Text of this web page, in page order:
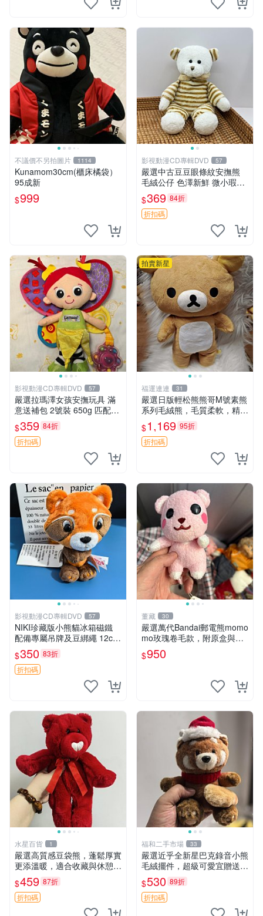
不議價不另拍圖片 1114
Kunamom30cm(櫃床橘袋）
95成新
$999
影視動漫CD專輯DVD 57
嚴選中古豆豆眼條紋安撫熊
毛絨公仔 色澤新鮮 微小瑕疵
可收藏 中古 安撫熊 條紋公仔
$369 84折
折扣碼
影視動漫CD專輯DVD 57
嚴選拉瑪澤女孩安撫玩具 滿
意送補包 2號裝 650g 匹配嬰
幼童舒壓好伴侶 女孩專用 安
心選擇 安撫玩偶 衝包 玩具
$359 84折
折扣碼
拍賣新星
福運連連 31
嚴選日版輕松熊熊哥M號素熊
系列毛絨熊，毛質柔軟，精緻
可愛，尺寸35cm，保存狀態
優異。收藏或贈送皆為佳選。
中古 毛絨熊 毛玩偶
$1,169 95折
折扣碼
影視動漫CD專輯DVD 57
NIKI珍藏版小熊貓冰箱磁鐵
配備專屬吊牌及豆綁繩 12cm
廢品嚴選 好評推薦 小熊貓冰
箱貼 磁鐵掛件 冰箱飾品
$350 83折
折扣碼
董藏 30
嚴選萬代Bandai郵電熊momo
mo玫瑰卷毛款，附原盒與吊
牌，粉嫩可愛入手即柔軟～
玫瑰卷毛 郵電熊 正品
$950
水星百貨 1
嚴選高質感豆袋熊，蓬鬆厚實
更添溫暖，適合收藏與休憩。
前胸填充飽滿，背部亦具優雅
設計。 豆袋熊 保暖 溫柔 蓬
松
$459 87折
折扣碼
福和二手市場 33
嚴選近乎全新星巴克錄音小熊
毛絨擺件，超級可愛宜贈送掛
飾 錄音小熊 毛絨擺件 贈品
$530 89折
折扣碼